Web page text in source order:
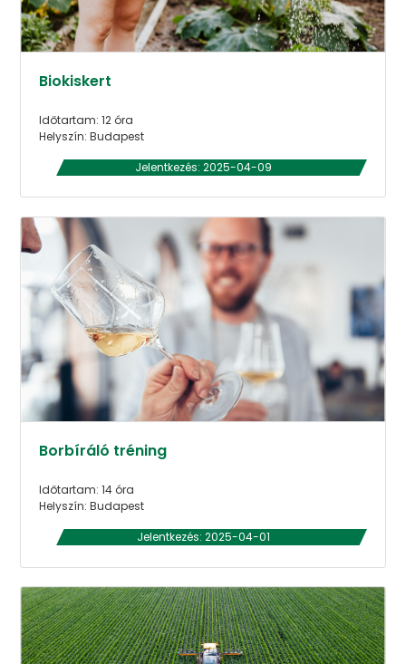
Biokiskert
Időtartam: 12 óra
Helyszín: Budapest
Jelentkezés: 2025-04-09
Borbíráló tréning
Időtartam: 14 óra
Helyszín: Budapest
Jelentkezés: 2025-04-01